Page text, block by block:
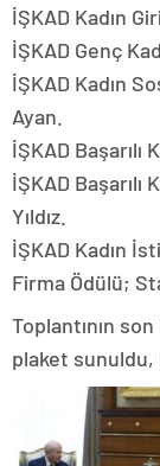
İŞKAD Kadın
İŞKAD Genç
İŞKAD Kadın
Ayan.
İŞKAD Başarılı
İŞKAD
Yıldız.
İŞKAD Kadın
Firma Ödülü;
Toplantının
plaket sunuldu,